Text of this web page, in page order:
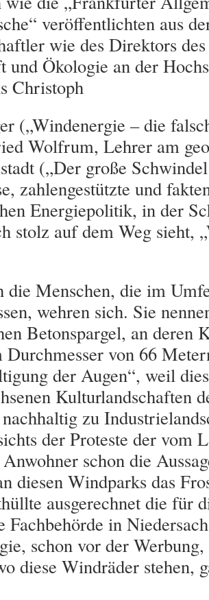
veröffentlichten aus
wie des Direktors
und Ökologie an der
Christoph
(„Windenergie – die
Wolfrum, Lehrer am
(„Der große
zahlengestützte und
Energiepolitik, in der
stolz auf dem Weg sieht,
die Menschen, die im
wehren sich. Sie
Betonspargel, an deren
von 66
der Augen“, weil
Kulturlandschaften
zu
der Proteste der vom
schon die
diesen Windparks das
ausgerechnet die für
Fachbehörde in
schon vor der Werbung,
diese Windräder stehen,